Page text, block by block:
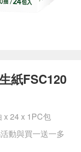
紙FSC120
24 x 1PC包
動與買一送一多